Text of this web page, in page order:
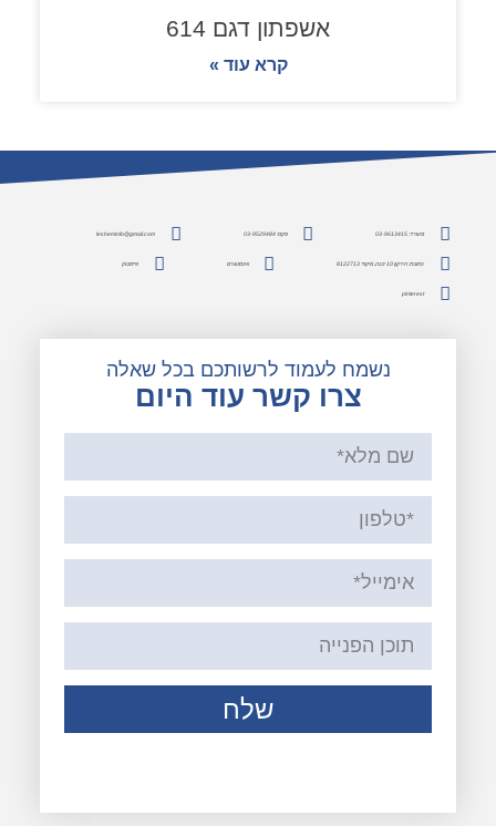
אשפתון דגם 614
קרא עוד »
משרד: 03-9613415 פקס: 03-9529484 lesheminfo@gmail.com
כתובת: הירקון 10 יבנה, מיקוד 8122713 אינסטגרם פייסבוק
pinterest
נשמח לעמוד לרשותכם בכל שאלה
צרו קשר עוד היום
שלח